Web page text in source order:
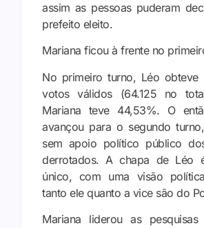
assim as pessoas puderam
prefeito eleito.
Mariana ficou à frente no
No primeiro turno, Léo
votos válidos (64.125 no
Mariana teve 44,53%. O
avançou para o segundo
sem apoio político público
derrotados. A chapa de Léo
único, com uma visão
tanto ele quanto a vice são do
Mariana liderou as